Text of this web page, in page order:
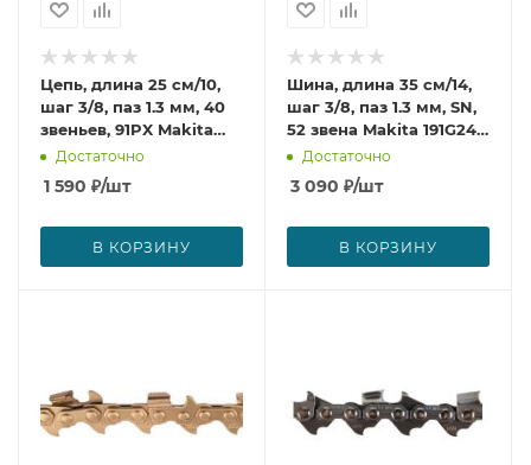
Цепь, длина 25 см/10,
шаг 3/8, паз 1.3 мм, 40
звеньев, 91PX Makita
191H08-4
Достаточно
1 590 ₽/шт
В КОРЗИНУ
Шина, длина 35 см/14,
шаг 3/8, паз 1.3 мм, SN,
52 звена Makita 191G24-
0 Достаточно
3 090 ₽/шт
В КОРЗИНУ